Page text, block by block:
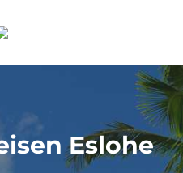
Eslohe